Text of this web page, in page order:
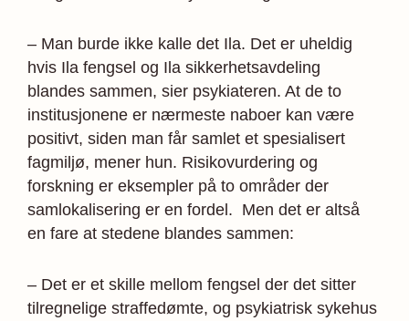
– Man burde ikke kalle det Ila. Det er uheldig
hvis Ila fengsel og Ila sikkerhetsavdeling
blandes sammen, sier psykiateren. At de to
institusjonene er nærmeste naboer kan være
positivt, siden man får samlet et spesialisert
fagmiljø, mener hun. Risikovurdering og
forskning er eksempler på to områder der
samlokalisering er en fordel. Men det er altså
en fare at stedene blandes sammen:
– Det er et skille mellom fengsel der det sitter
tilregnelige straffedømte, og psykiatrisk sykehus